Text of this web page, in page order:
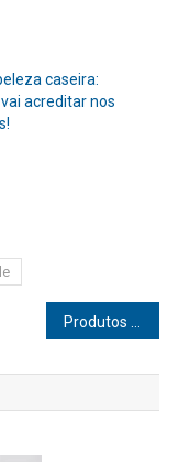
caseira:
acreditar nos